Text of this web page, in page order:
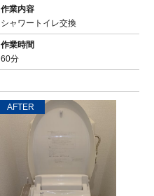
作業内容
シャワートイレ交換
作業時間
60分
AFTER